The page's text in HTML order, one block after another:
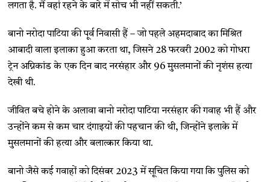
लगता है. मैं वहां रहने के बारे में सोच भी नहीं सकती.​’
बानो नरोदा पाटिया की पूर्व निवासी हैं – जो पहले अहमदाबाद का मिश्रित
आबादी वाला इलाका हुआ करता था, जिसने 28 फरवरी 2002 को गोधरा
ट्रेन अग्निकांड के एक दिन बाद नरसंहार और 96 मुसलमानों की नृशंस हत्या
देखी थी.
जीवित बचे होने के अलावा बानो नरोदा पाटिया नरसंहार की गवाह भी हैं और
उन्होंने कम से कम चार दंगाइयों की पहचान की थी, जिन्होंने इलाके में
मुसलमानों की हत्या और बलात्कार किया था.
बानो जैसे कई गवाहों को दिसंबर 2023 में सूचित किया गया कि पुलिस को